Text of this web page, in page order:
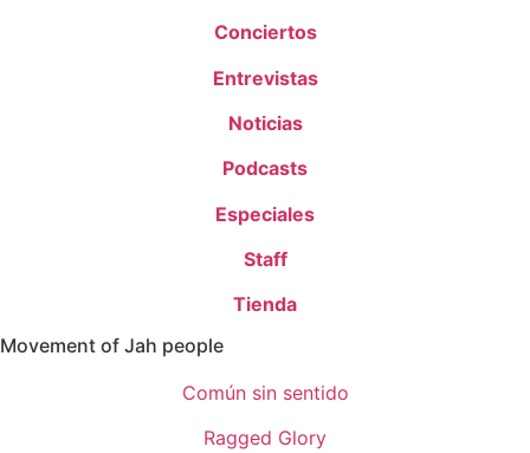
Conciertos
Entrevistas
Noticias
Podcasts
Especiales
Staff
Tienda
Movement of Jah people
Común sin sentido
Ragged Glory